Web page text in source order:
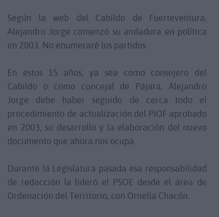
Según la web del Cabildo de Fuerteventura,
Alejandro Jorge comenzó su andadura en política
en 2003. No enumeraré los partidos.
En estos 15 años, ya sea como consejero del
Cabildo o como concejal de Pájara, Alejandro
Jorge debe haber seguido de cerca todo el
procedimiento de actualización del PIOF aprobado
en 2003, su desarrollo y la elaboración del nuevo
documento que ahora nos ocupa.
Durante la Legislatura pasada esa responsabilidad
de redacción la lideró el PSOE desde el área de
Ordenación del Territorio, con Ornella Chacón.